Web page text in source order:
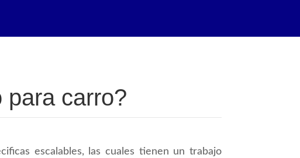
para carro?
escalables, las cuales tienen un trabajo